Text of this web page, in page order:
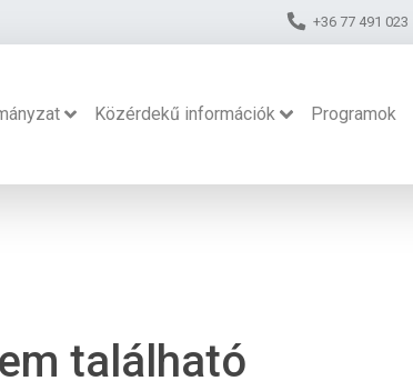
+36 77 491 023
Közérdekű információk Programok
található